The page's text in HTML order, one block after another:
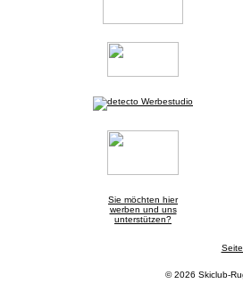
Sie möchten hier
werben und uns
unterstützen?
© 2026 Skiclub-